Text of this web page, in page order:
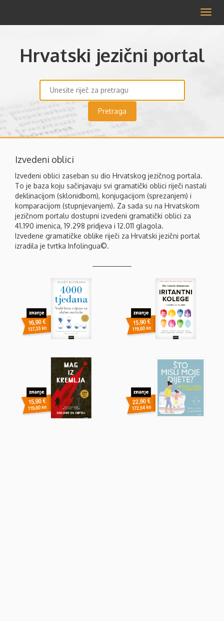
Hrvatski jezični portal
Izvedeni oblici
Izvedeni oblici zaseban su dio Hrvatskog jezičnog portala.
To je baza koju sačinjavaju svi gramatički oblici riječi nastali
deklinacijom (sklonidbom), konjugacijom (sprezanjem) i
komparacijom (stupnjevanjem). Za sada su na Hrvatskom
jezičnom portalu dostupni izvedeni gramatički oblici za
41.190 imenica, 19.298 pridjeva i 12.011 glagola.
Izvedene gramatičke oblike riječi za Hrvatski jezični portal
izradila je tvrtka Infolingua©.